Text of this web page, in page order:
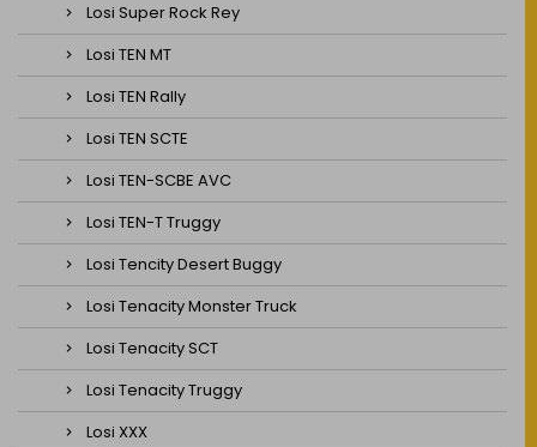
Losi Super Rock Rey
Losi TEN MT
Losi TEN Rally
Losi TEN SCTE
Losi TEN-SCBE AVC
Losi TEN-T Truggy
Losi Tencity Desert Buggy
Losi Tenacity Monster Truck
Losi Tenacity SCT
Losi Tenacity Truggy
Losi XXX